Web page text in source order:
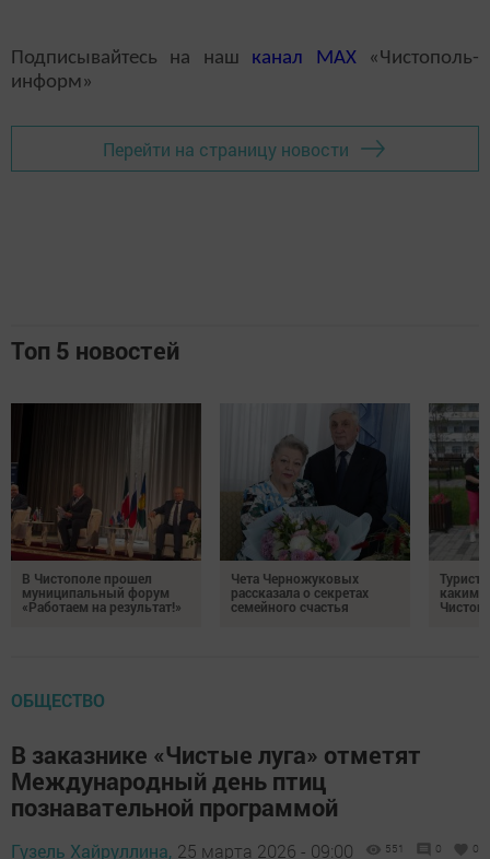
Подписывайтесь на наш канал MAX«Чистополь-
информ»
Перейти на страницу новости
Топ 5 новостей
В Чистополе прошел
муниципальный форум
«Работаем на результат!»
Чета Черножуковых
рассказала о секретах
семейного счастья
каким
ОБЩЕСТВО
В заказнике «Чистые луга» отметят
Международный день птиц
познавательной программой
Гузель Хайруллина, 25 марта 2026 - 09:00 551 0 0